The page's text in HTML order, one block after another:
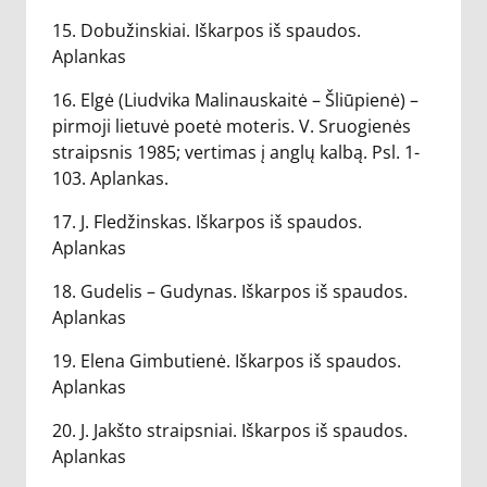
15. Dobužinskiai. Iškarpos iš spaudos.
Aplankas
16. Elgė (Liudvika Malinauskaitė – Šliūpienė) –
pirmoji lietuvė poetė moteris. V. Sruogienės
straipsnis 1985; vertimas į anglų kalbą. Psl. 1-
103. Aplankas.
17. J. Fledžinskas. Iškarpos iš spaudos.
Aplankas
18. Gudelis – Gudynas. Iškarpos iš spaudos.
Aplankas
19. Elena Gimbutienė. Iškarpos iš spaudos.
Aplankas
20. J. Jakšto straipsniai. Iškarpos iš spaudos.
Aplankas